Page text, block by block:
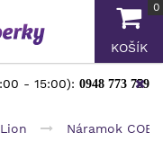
0
KOŠÍK
- 15:00): 0948 773 759
Náramok